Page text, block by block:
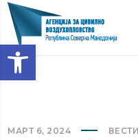
Open toolbar
МАРТ 6, 2024 ВЕСТИ